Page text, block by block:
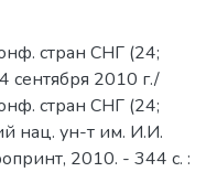
стран СНГ (24;
сентября 2010 г./
стран СНГ (24;
нац. ун-т им. И.И.
2010. - 344 с. :